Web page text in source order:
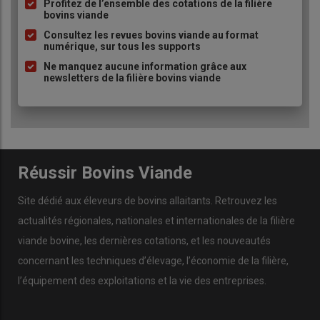
sols »
Le pâturage de génisses sur couverts est au cœur du système
ACS. © J. Bohy
puce
Profitez de l’ensemble des cotations de la filière
bovins viande
Consultez les revues bovins viande au format
numérique, sur tous les supports
Ne manquez aucune information grâce aux
newsletters de la filière bovins viande
Réussir Bovins Viande
Site dédié aux éleveurs de bovins allaitants. Retrouvez les
actualités régionales, nationales et internationales de la filière
viande bovine, les dernières cotations, et les nouveautés
concernant les techniques d’élevage, l’économie de la filière,
l’équipement des exploitations et la vie des entreprises.